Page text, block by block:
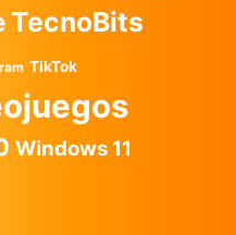
TecnoBits
TikTok
Windows 11